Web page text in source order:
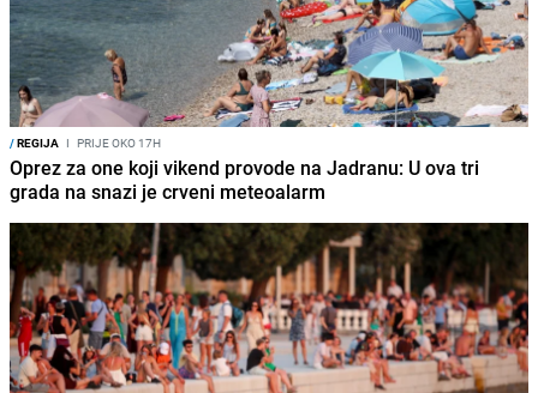
/REGIJA I PRIJE OKO 17H
Oprez za one koji vikend provode na Jadranu: U ova tri
grada na snazi je crveni meteoalarm